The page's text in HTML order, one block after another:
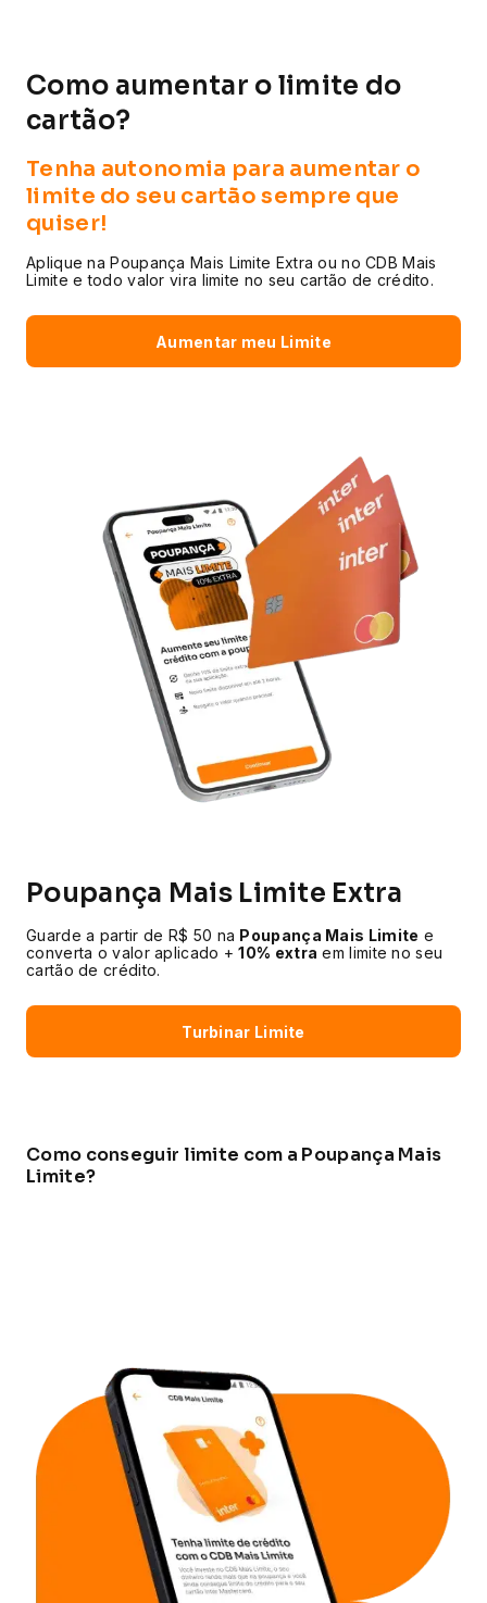
Como aumentar o limite do
cartão?
Tenha autonomia para aumentar o
limite do seu cartão sempre que
quiser!
Aplique na Poupança Mais Limite Extra ou no CDB Mais
Limite e todo valor vira limite no seu cartão de crédito.
Aumentar meu Limite
Poupança Mais Limite Extra
Guarde a partir de R$ 50 na Poupança Mais Limite e
converta o valor aplicado +10% extra em limite no seu
cartão de crédito.
Turbinar Limite
Como conseguir limite com a Poupança Mais
Limite?